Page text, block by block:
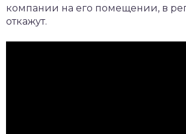
компании на его помещении, в
откажут.